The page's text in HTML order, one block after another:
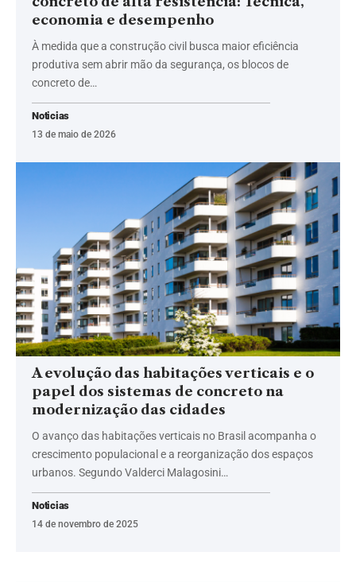
economia e desempenho
À medida que a construção civil busca maior eficiência
produtiva sem abrir mão da segurança, os blocos de
concreto de…
Noticias
13 de maio de 2026
A evolução das habitações verticais e o
papel dos sistemas de concreto na
modernização das cidades
O avanço das habitações verticais no Brasil acompanha o
crescimento populacional e a reorganização dos espaços
urbanos. Segundo Valderci Malagosini…
Noticias
14 de novembro de 2025